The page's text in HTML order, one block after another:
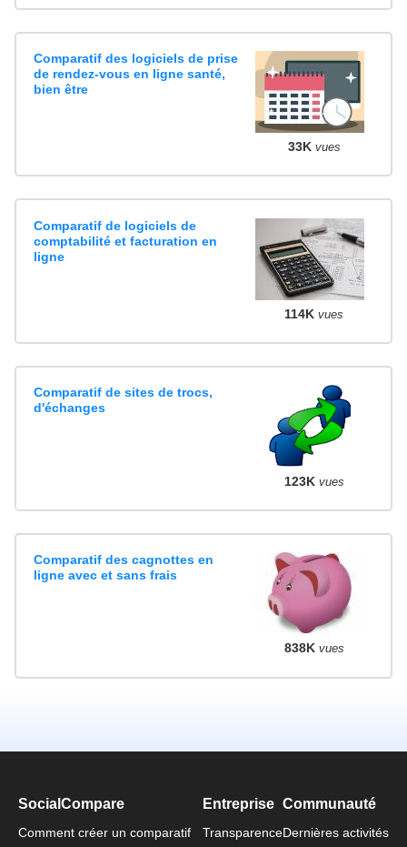
Comparatif des logiciels de prise
de rendez-vous en ligne santé,
bien être
33K vues
Comparatif de logiciels de
comptabilité et facturation en
ligne
114K vues
Comparatif de sites de trocs,
d'échanges
123K vues
Comparatif des cagnottes en
ligne avec et sans frais
838K vues
SocialCompare
Comment créer un comparatif
Entreprise
Transparence
Communauté
Dernières activités